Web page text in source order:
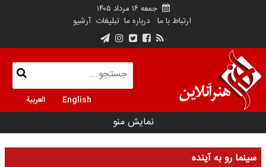
جمعه ۱۶ مرداد ۱۴۰۵
ارتباط با ما درباره ما تبلیغات آرشیو
English العربية
نمایش منو
سینما رو به آینده